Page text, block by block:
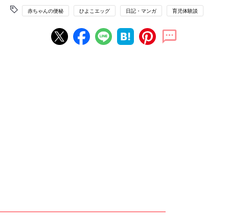
赤ちゃんの便秘 ひよこエッグ 日記・マンガ 育児体験談